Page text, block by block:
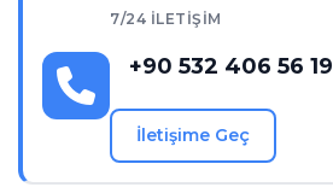
7/24 İLETIŞIM
+90 532 406 56 19
İletişime Geç